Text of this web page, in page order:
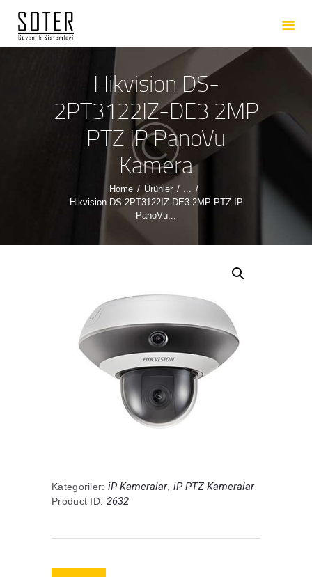
Hikvision DS-
2PT3122IZ-DE3 2MP
PTZ IP PanoVu
Kamera
Home Ürünler
...
Hikvision DS-2PT3122IZ-DE3 2MP PTZ IP
PanoVu...
ANASAYFA
HAKKIMIZDA
HIZMETLERIMIZ
ÜRÜNLERIMIZ
REFERANSLARIMIZ
İLETIŞIM
Kategoriler: iP Kameralar, iP PTZ Kameralar
Product ID: 2632